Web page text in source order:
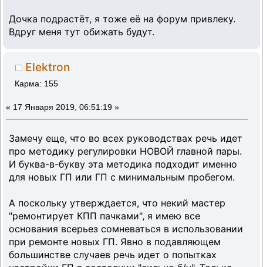
Дочка подрастёт, я тоже её на форум привлеку.
Вдруг меня тут обижать будут.
Elektron
Карма: 155
« 17 Января 2019, 06:51:19 »
Замечу еще, что во всех руководствах речь идет
про методику регулировки НОВОЙ главной пары.
И буква-в-букву эта методика подходит именно
для новых ГП или ГП с минимальным пробегом.
А поскольку утверждается, что некий мастер
"ремонтирует КПП пачками", я имею все
основания всерьез сомневаться в использовании
при ремонте новых ГП. Явно в подавляющем
большинстве случаев речь идет о попытках